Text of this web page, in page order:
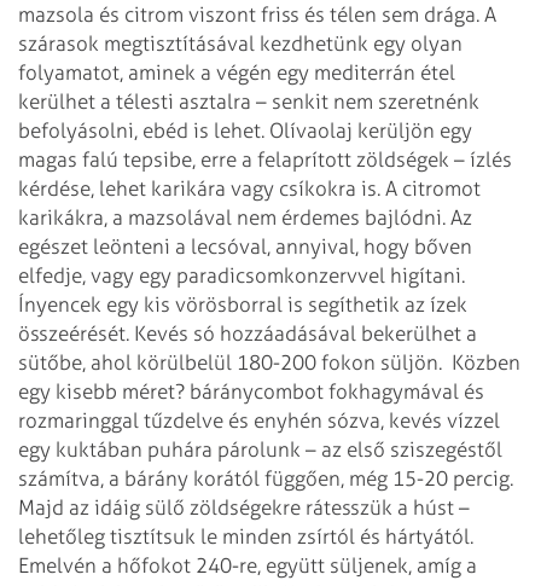
mazsola és citrom viszont friss és télen sem drága. A
szárasok megtisztításával kezdhetünk egy olyan
folyamatot, aminek a végén egy mediterrán étel
kerülhet a télesti asztalra – senkit nem szeretnénk
befolyásolni, ebéd is lehet. Olívaolaj kerüljön egy
magas falú tepsibe, erre a felaprított zöldségek – ízlés
kérdése, lehet karikára vagy csíkokra is. A citromot
karikákra, a mazsolával nem érdemes bajlódni. Az
egészet leönteni a lecsóval, annyival, hogy bőven
elfedje, vagy egy paradicsomkonzervvel higítani.
Ínyencek egy kis vörösborral is segíthetik az ízek
összeérését. Kevés só hozzáadásával bekerülhet a
sütőbe, ahol körülbelül 180-200 fokon süljön. Közben
egy kisebb méret? báránycombot fokhagymával és
rozmaringgal tűzdelve és enyhén sózva, kevés vízzel
egy kuktában puhára párolunk – az első sziszegéstől
számítva, a bárány korától függően, még 15-20 percig.
Majd az idáig sülő zöldségekre rátesszük a húst –
lehetőleg tisztítsuk le minden zsírtól és hártyától.
Emelvén a hőfokot 240-re, együtt süljenek, amíg a